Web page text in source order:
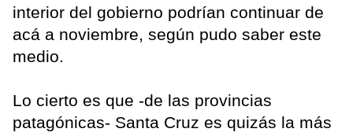
interior del gobierno podrían continuar de
acá a noviembre, según pudo saber este
medio.
Lo cierto es que -de las provincias
patagónicas- Santa Cruz es quizás la más